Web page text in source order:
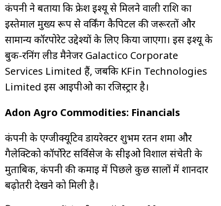
कंपनी ने बताया कि फ्रेश इश्यू से मिलने वाली राशि का
इस्तेमाल मुख्य रूप से वर्किंग कैपिटल की जरूरतों और
सामान्य कॉरपोरेट उद्देश्यों के लिए किया जाएगा। इस इश्यू के
बुक-रनिंग लीड मैनेजर Galactico Corporate
Services Limited हैं, जबकि KFin Technologies
Limited इस आईपीओ का रजिस्ट्रार है।
Adon Agro Commodities: Financials
कंपनी के एग्जीक्यूटिव डायरेक्टर शुभम रतन शर्मा और
गैलेक्टिको कॉर्पोरेट सर्विसेज के सीईओ विशाल संचेती के
मुताबिक, कंपनी की कमाई में पिछले कुछ सालों में शानदार
बढ़ोतरी देखने को मिली है।